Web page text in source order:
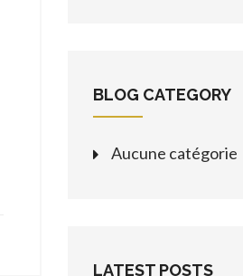
BLOG CATEGORY
Aucune catégorie
LATEST POSTS